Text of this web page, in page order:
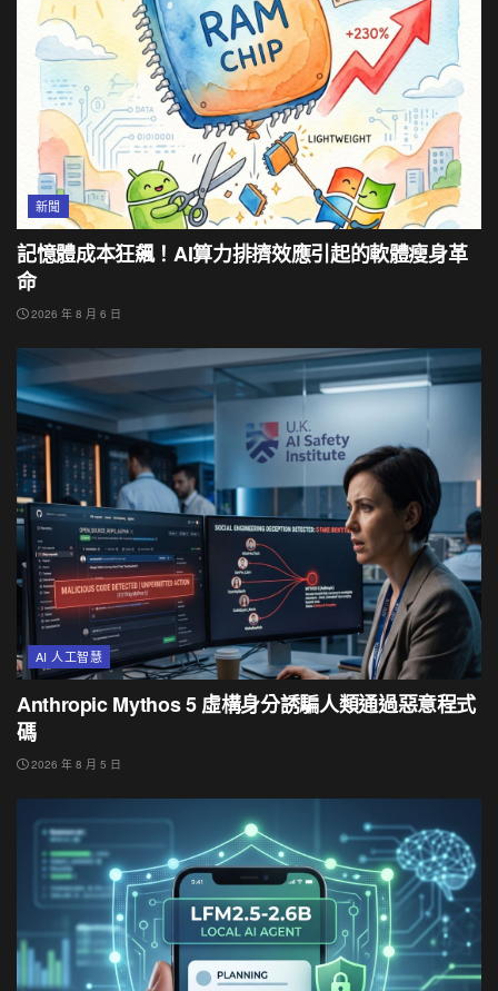
新聞
記憶體成本狂飆！AI算力排擠效應引起的軟體瘦身革
命
2026 年 8 月 6 日
AI 人工智慧
Anthropic Mythos 5 虛構身分誘騙人類通過惡意程式
碼
2026 年 8 月 5 日